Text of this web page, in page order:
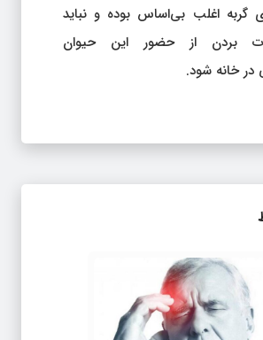
گربه اغلب بی‌اساس بوده و نباید
بردن از حضور این حیوان
خانه شود.